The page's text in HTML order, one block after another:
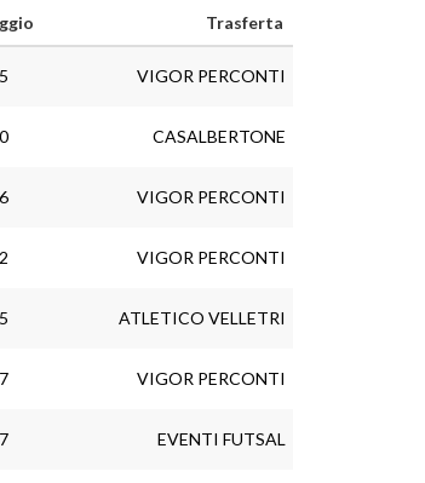
Trasferta
VIGOR PERCONTI
CASALBERTONE
VIGOR PERCONTI
VIGOR PERCONTI
ATLETICO VELLETRI
VIGOR PERCONTI
EVENTI FUTSAL